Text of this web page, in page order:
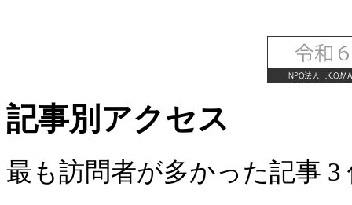
記事別アクセス
最も訪問者が多かった記事 3